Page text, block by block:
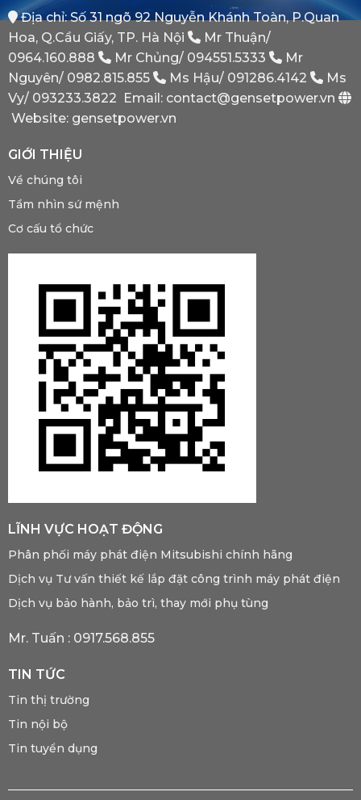
Phát
Dự
Phòng
Bắt
Phải
Có?
Địa chỉ: Số 31 ngõ 92 Nguyễn Khánh Toàn, P.Quan
Hoa, Q.Cầu Giấy, TP. Hà Nội
Mr Thuận/
0964.160.888
Mr Chủng/ 094551.5333
Mr
Nguyên/ 0982.815.855 Ms Hậu/ 091286.4142
Ms
Vy/ 093233.3822 Email: contact@gensetpower.vn
Website: gensetpower.vn
GIỚI THIỆU
Về chúng tôi
Tầm nhìn sứ mệnh
Cơ cấu tổ chức
LĨNH VỰC HOẠT ĐỘNG
Phân phối máy phát điện Mitsubishi chính hãng
Dịch vụ Tư vấn thiết kế lắp đặt công trình máy phát điện
Dịch vụ bảo hành, bảo trì, thay mới phụ tùng
Mr. Tuấn : 0917.568.855
TIN TỨC
Tin thị trường
Tin nội bộ
Tin tuyển dụng